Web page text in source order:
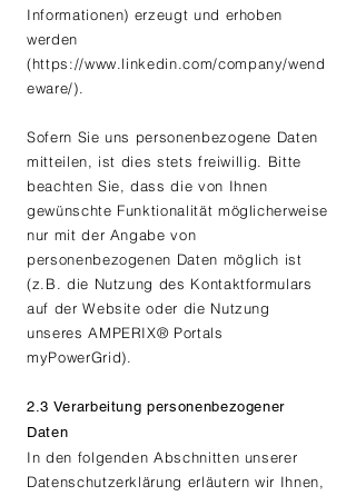
Informationen) erzeugt und erhoben
werden
(https://www.linkedin.com/company/wend
eware/).
Sofern Sie uns personenbezogene Daten
mitteilen, ist dies stets freiwillig. Bitte
beachten Sie, dass die von Ihnen
gewünschte Funktionalität möglicherweise
nur mit der Angabe von
personenbezogenen Daten möglich ist
(z.B. die Nutzung des Kontaktformulars
auf der Website oder die Nutzung
unseres AMPERIX® Portals
myPowerGrid).
2.3 Verarbeitung personenbezogener
Daten
In den folgenden Abschnitten unserer
Datenschutzerklärung erläutern wir Ihnen,